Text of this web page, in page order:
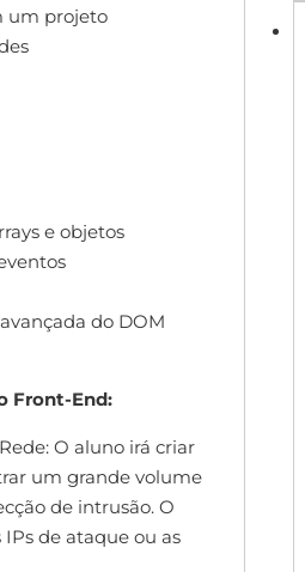
um projeto
e objetos
do DOM
Front-End:
O aluno irá criar
um grande volume
de intrusão. O
de ataque ou as